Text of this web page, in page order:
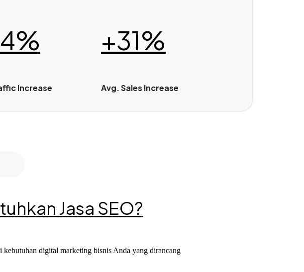
Increase
+31%
Avg. Sales Increase
Jasa SEO?
digital marketing bisnis Anda yang dirancang